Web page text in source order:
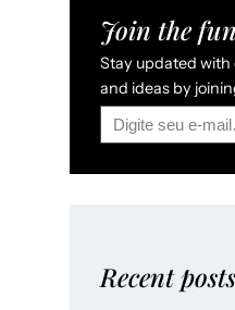
Join the
Stay updated with
and ideas by
Digite seu e-mail…
Recent posts